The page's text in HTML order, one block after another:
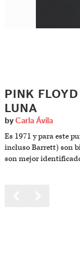
PINK
LUNA
by Carla Ávila
Es 1971 y para este
incluso Barrett) son
son mejor